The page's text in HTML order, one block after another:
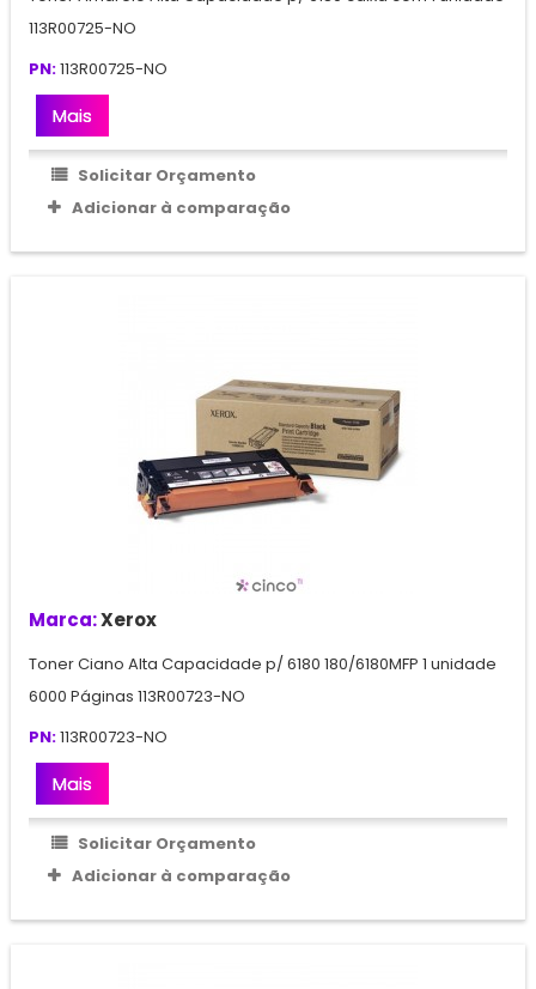
113R00725-NO
PN:113R00725-NO
Mais
Solicitar Orçamento
Adicionar à comparação
Marca:Xerox
Toner Ciano Alta Capacidade p/ 6180 180/6180MFP 1 unidade
6000 Páginas 113R00723-NO
PN:113R00723-NO
Mais
Solicitar Orçamento
Adicionar à comparação